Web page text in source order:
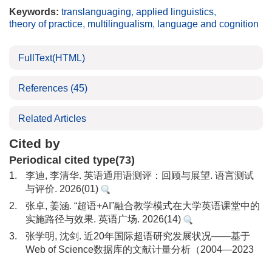
Keywords: translanguaging, applied linguistics,
theory of practice, multilingualism, language and cognition
FullText(HTML)
References (45)
Related Articles
Cited by
Periodical cited type(73)
1.
李迪, 李清华. 英语通用语测评：回顾与展望. 语言测试
与评价. 2026(01)
2.
张卓, 姜涵. “超语+AI”融合教学模式在大学英语课堂中的
实施路径与效果. 英语广场. 2026(14)
3.
张学明, 沈剑. 近20年国际超语研究发展状况——基于
Web of Science数据库的文献计量分析（2004—2023